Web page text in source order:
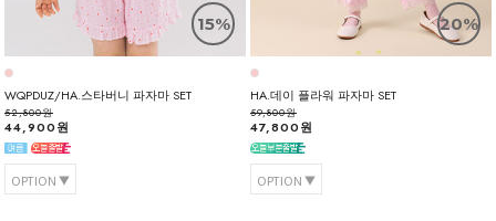
15%
WQPDUZ/HA.스타버니 파자마 SET
52,800원
44,900원
OPTION
20%
HA.데이 플라워 파자마 SET
59,800원
47,800원
OPTION